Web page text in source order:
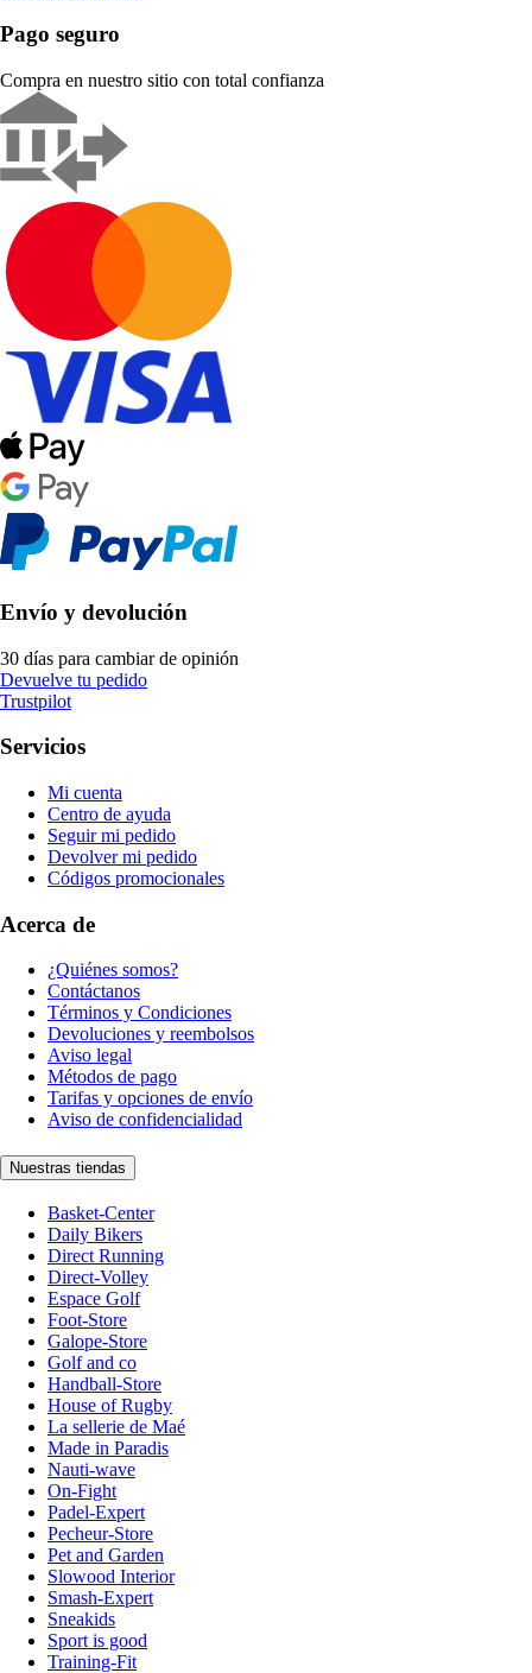
Pago seguro
Compra en nuestro sitio con total confianza
Envío y devolución
30 días para cambiar de opinión
Devuelve tu pedido
Trustpilot
Servicios
Mi cuenta
Centro de ayuda
Seguir mi pedido
Devolver mi pedido
Códigos promocionales
Acerca de
¿Quiénes somos?
Contáctanos
Términos y Condiciones
Devoluciones y reembolsos
Aviso legal
Métodos de pago
Tarifas y opciones de envío
Aviso de confidencialidad
Nuestras tiendas
Basket-Center
Daily Bikers
Direct Running
Direct-Volley
Espace Golf
Foot-Store
Galope-Store
Golf and co
Handball-Store
House of Rugby
La sellerie de Maé
Made in Paradis
Nauti-wave
On-Fight
Padel-Expert
Pecheur-Store
Pet and Garden
Slowood Interior
Smash-Expert
Sneakids
Sport is good
Training-Fit